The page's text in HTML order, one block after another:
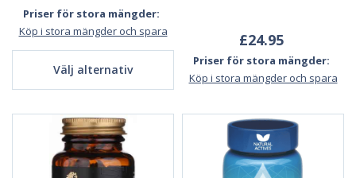
Priser för stora mängder:
Köp i stora mängder och spara
Välj alternativ
£24.95
Priser för stora mängder:
Köp i stora mängder och spara